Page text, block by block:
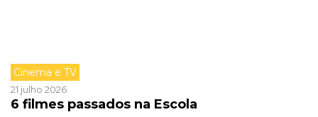
Cinema e TV
21 julho 2026
6 filmes passados na Escola